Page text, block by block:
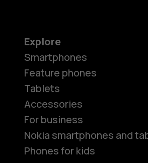
Explore
Smartphones
Feature phones
Tablets
Accessories
For business
Nokia smartphones and
Phones for kids